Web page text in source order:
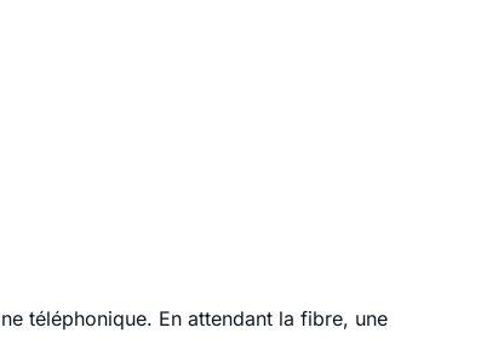
téléphonique. En attendant la fibre, une